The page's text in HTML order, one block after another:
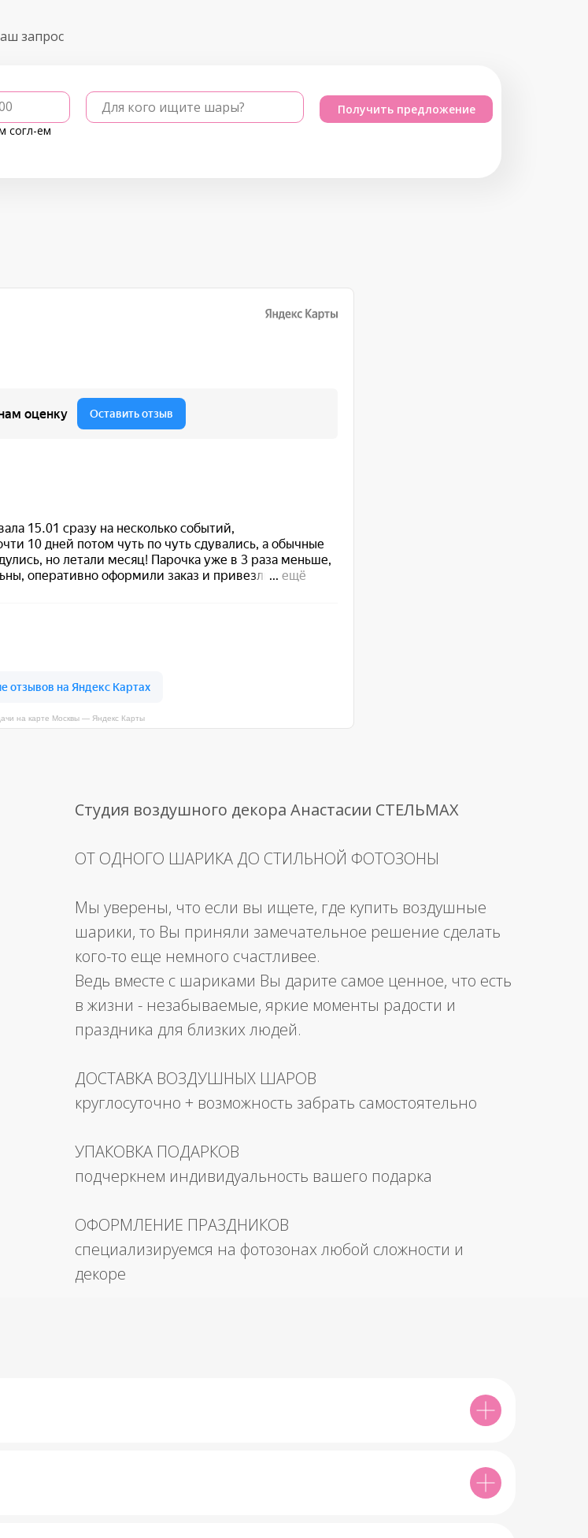
запрос
Для кого ищите шары?
согл-ем
Получить предложение
на карте Москвы — Яндекс Карты
Студия воздушного декора Анастасии СТЕЛЬМАХ
ОТ ОДНОГО ШАРИКА ДО СТИЛЬНОЙ ФОТОЗОНЫ
Мы уверены, что если вы ищете, где купить воздушные
шарики, то Вы приняли замечательное решение сделать
кого-то еще немного счастливее.
Ведь вместе с шариками Вы дарите самое ценное, что есть
в жизни - незабываемые, яркие моменты радости и
праздника для близких людей.
ДОСТАВКА ВОЗДУШНЫХ ШАРОВ
круглосуточно + возможность забрать самостоятельно
УПАКОВКА ПОДАРКОВ
подчеркнем индивидуальность вашего подарка
ОФОРМЛЕНИЕ ПРАЗДНИКОВ
специализируемся на фотозонах любой сложности и
декоре